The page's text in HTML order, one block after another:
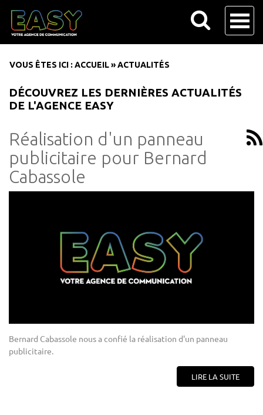
VOUS ÊTES ICI : ACCUEIL»ACTUALITÉS
DÉCOUVREZ LES DERNIÈRES ACTUALITÉS
DE L'AGENCE EASY
Réalisation d'un panneau
publicitaire pour Bernard
Cabassole
Bernard Cabassole nous a confié la réalisation d'un panneau
publicitaire.
LIRE LA SUITE